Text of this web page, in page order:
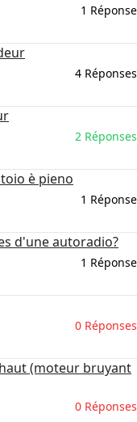
1 Réponse
4 Réponses
2 Réponses
è pieno
1 Réponse
d'une autoradio?
1 Réponse
0 Réponses
(moteur bruyant
0 Réponses